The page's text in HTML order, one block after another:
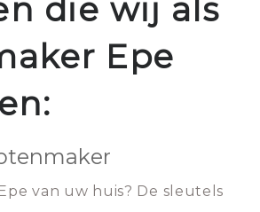
die wij als
Epe
van uw huis? De sleutels